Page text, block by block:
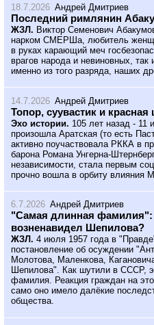
18.7.2026 Андрей Дмитриев
Последний римлянин
ЖЗЛ. Виктор Семенович
нарком СМЕРШа, любитель
в руках карающий меч
врагов народа и невиновных,
именно из того разряда, наших
14.7.2026 Андрей Дмитриев
Топор, суувастик и
Эхо истории. 105 лет назад - 11
произошла Аратская (то есть
активно поучаствовала РККА в
барона Романа Унгерна-
независимости, стала первым
прочно вошла в орбиту влияния
6.7.2026 Андрей Дмитриев
"Самая длинная фамилия":
возненавидел Шепилова?
ЖЗЛ. 4 июля 1957 года в
постановление об осуждении
Молотова, Маленкова,
Шепилова". Как шутили в СССР,
фамилия. Реакция граждан на
само оно имело далёкие
общества.